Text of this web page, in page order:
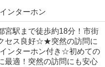
ンターホン
駅まで徒歩約18分！市街
セス良好☆★突然の訪問に
ンターホン付き☆初めての
最適！突然の訪問にも安心